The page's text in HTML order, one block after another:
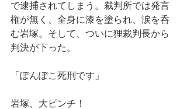
で逮捕されてしまう。裁判所では発言
権が無く、全身に漆を塗られ、涙を呑
む岩塚。そして、ついに狸裁判長から
判決が下った。
「ぽんぽこ死刑です」
岩塚、大ピンチ！